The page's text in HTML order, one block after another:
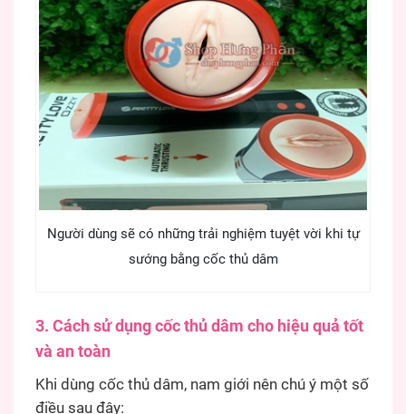
Người dùng sẽ có những trải nghiệm tuyệt vời khi tự
sướng bằng cốc thủ dâm
3. Cách sử dụng cốc thủ dâm cho hiệu quả tốt
và an toàn
Khi dùng cốc thủ dâm, nam giới nên chú ý một số
điều sau đây: